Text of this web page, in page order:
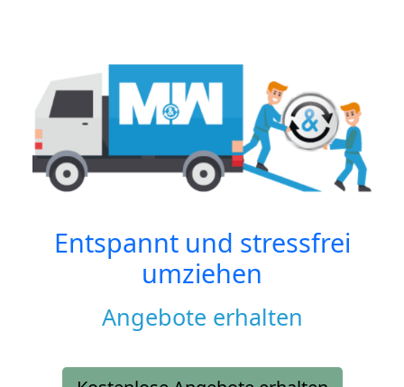
Entspannt und stressfrei
umziehen
Angebote erhalten